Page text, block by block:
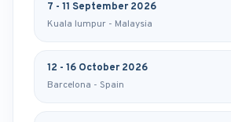
7 - 11 September 2026
Kuala lumpur - Malaysia
12 - 16 October 2026
Barcelona - Spain